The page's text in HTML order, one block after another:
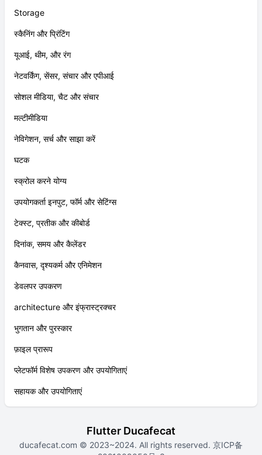
Storage
स्कैनिंग और प्रिंटिंग
यूआई, थीम, और रंग
नेटवर्किंग, सेंसर, संचार और एपीआई
सोशल मीडिया, चैट और संचार
मल्टीमीडिया
नेविगेशन, सर्च और साझा करें
घटक
स्क्रोल करने योग्य
उपयोगकर्ता इनपुट, फॉर्म और सेटिंग्स
टेक्स्ट, प्रतीक और कीबोर्ड
दिनांक, समय और कैलेंडर
कैनवास, दृश्यकर्म और एनिमेशन
डेवलपर उपकरण
architecture और इंफ्रास्ट्रक्चर
भुगतान और पुरस्कार
फ़ाइल प्रारूप
प्लेटफॉर्म विशेष उपकरण और उपयोगिताएं
सहायक और उपयोगिताएं
Flutter Ducafecat
ducafecat.com © 2023~2024. All rights reserved. 京ICP备